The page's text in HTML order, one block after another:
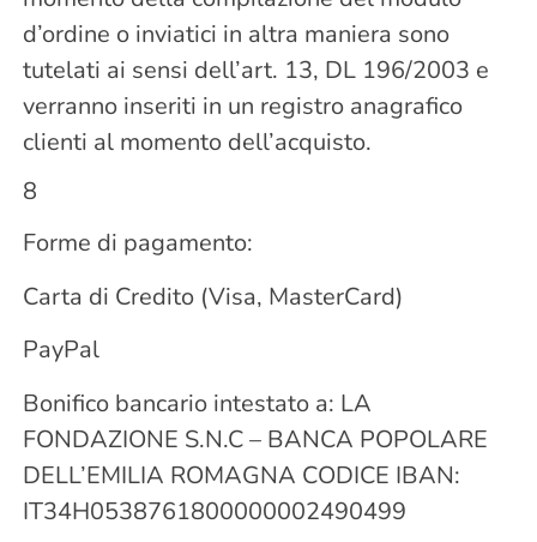
d’ordine o inviatici in altra maniera sono
tutelati ai sensi dell’art. 13, DL 196/2003 e
verranno inseriti in un registro anagrafico
clienti al momento dell’acquisto.
8
Forme di pagamento:
Carta di Credito (Visa, MasterCard)
PayPal
Bonifico bancario intestato a: LA
FONDAZIONE S.N.C – BANCA POPOLARE
DELL’EMILIA ROMAGNA CODICE IBAN:
IT34H0538761800000002490499